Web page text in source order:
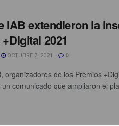
IAB extendieron la
2021
OCTUBRE 7, 2021 0
organizadores de los Premios
comunicado que ampliaron el